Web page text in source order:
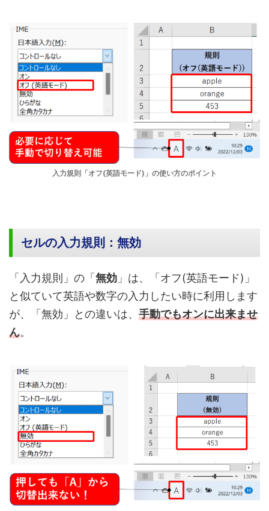
入力規則「オフ(英語モード)」の使い方のポイント
セルの入力規則：無効
「入力規則」の「 無効 」は、「オフ(英語モード)」
と似ていて英語や数字の入力したい時に利用します
が、「無効」との違いは、 手動でもオンに出来ませ
ん。